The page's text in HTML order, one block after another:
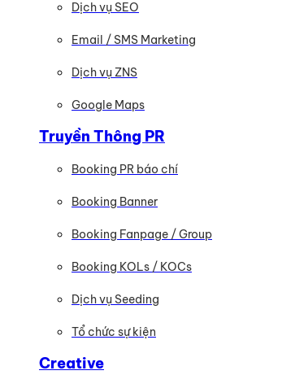
Dịch vụ SEO
Email / SMS Marketing
Dịch vụ ZNS
Google Maps
Truyền Thông PR
Booking PR báo chí
Booking Banner
Booking Fanpage / Group
Booking KOLs / KOCs
Dịch vụ Seeding
Tổ chức sự kiện
Creative